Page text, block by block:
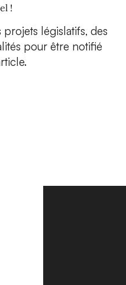
!
projets législatifs, des
pour être notifié